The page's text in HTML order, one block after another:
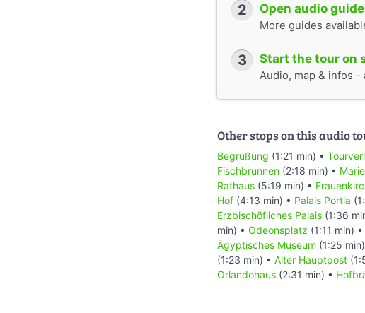
2 Open audio
More guides
3 Start the tour on
Audio, map & infos
Other stops on this audio
Begrüßung (1:21 min) •
Fischbrunnen (2:18 min) •
Rathaus (5:19 min) •
Hof (4:13 min) • Palais Portia
Erzbischöfliches Palais (1:36
min) • Odeonsplatz (1:11 min) •
Ägyptisches Museum (1:25
(1:23 min) • Alter Hauptpost
Orlandohaus (2:31 min) •